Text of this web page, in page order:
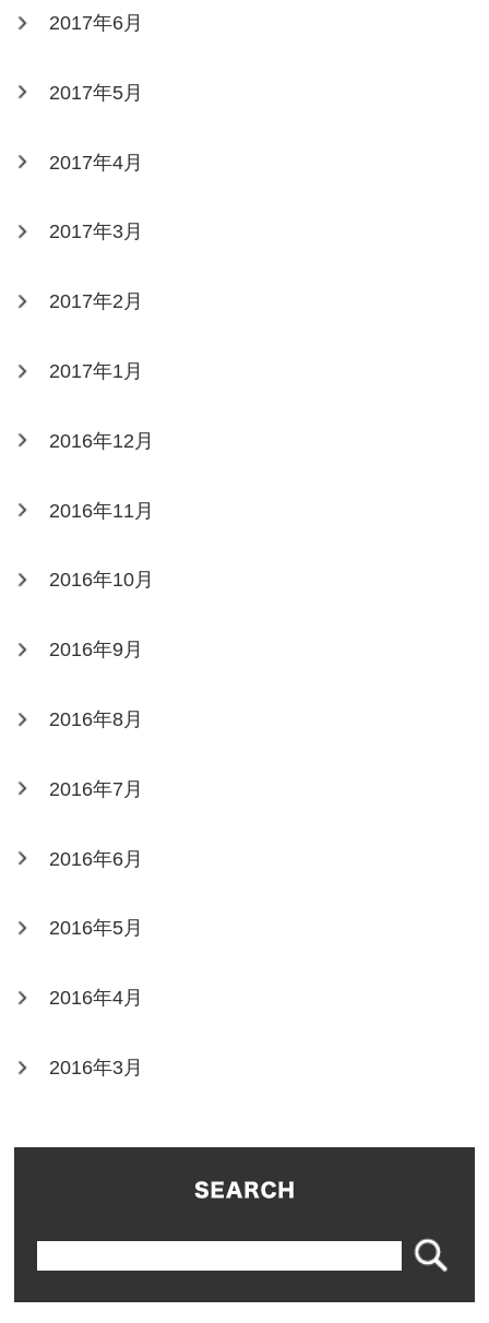
2017年6月
2017年5月
2017年4月
2017年3月
2017年2月
2017年1月
2016年12月
2016年11月
2016年10月
2016年9月
2016年8月
2016年7月
2016年6月
2016年5月
2016年4月
2016年3月